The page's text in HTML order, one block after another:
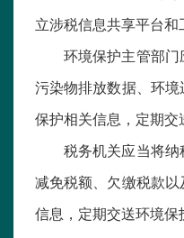
立涉税信息共享平台和
环境保护主管部门
污染物排放数据、环
保护相关信息，定期交
税务机关应当将纳
减免税额、欠缴税款
信息，定期交送环境保